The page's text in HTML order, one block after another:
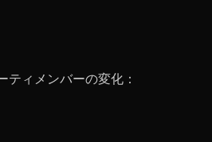
ティメンバーの変化：